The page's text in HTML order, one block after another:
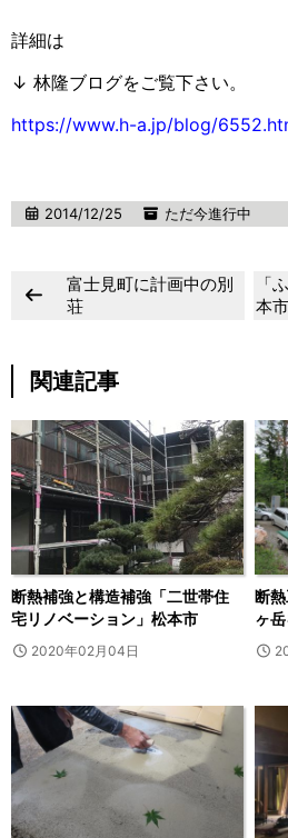
詳細は
↓ 林隆ブログをご覧下さい。
https://www.h-a.jp/blog/
2014/12/25 ただ今進行中
富士見町に計画中の別
荘
「
本
関連記事
断熱補強と構造補強「二世帯住
宅リノベーション」松本市
2020年02月04日
断
ヶ